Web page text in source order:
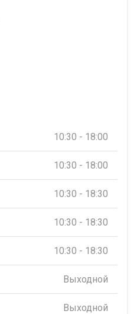
10:30 - 18:00
10:30 - 18:00
10:30 - 18:30
10:30 - 18:30
10:30 - 18:30
Выходной
Выходной